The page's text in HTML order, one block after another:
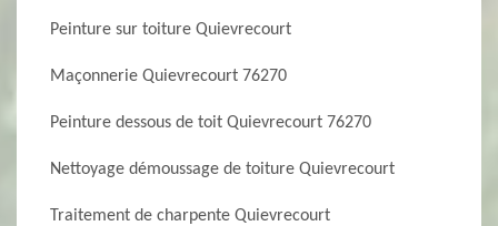
Peinture sur toiture Quievrecourt
Maçonnerie Quievrecourt 76270
Peinture dessous de toit Quievrecourt 76270
Nettoyage démoussage de toiture Quievrecourt
Traitement de charpente Quievrecourt